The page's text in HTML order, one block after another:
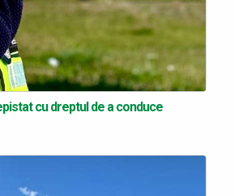
cu dreptul de a conduce